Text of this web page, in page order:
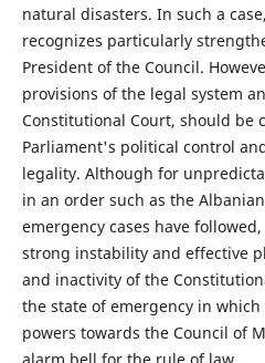
natural disasters. In such a
recognizes particularly
President of the Council.
provisions of the legal system
Constitutional Court, should be
Parliament's political control
legality. Although for
in an order such as the
emergency cases have
strong instability and effective
and inactivity of the
the state of emergency in
powers towards the Council of